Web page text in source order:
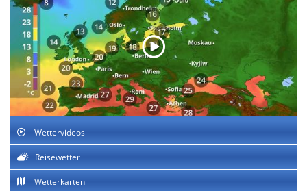
Wettervideos
Reisewetter
Wetterkarten